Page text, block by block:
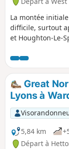
La montée
difficile, surtout
et Houghton-Le-
cyclables à
Lyons Country
Great
Lyons à
5,84 km
Départ à